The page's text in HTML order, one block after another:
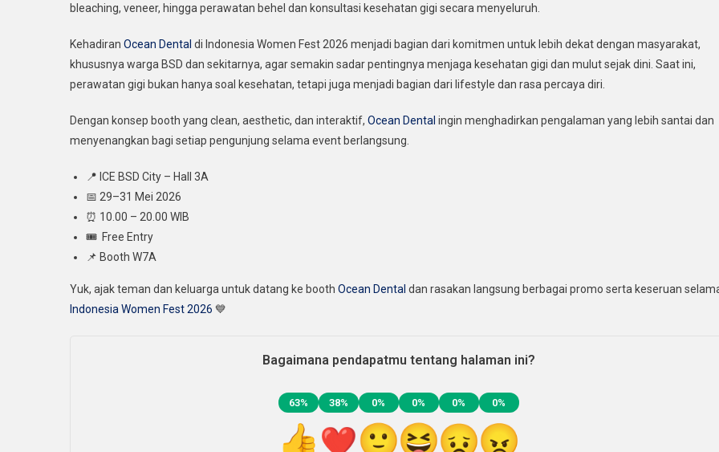
bleaching, veneer, hingga perawatan behel dan konsultasi kesehatan gigi secara menyeluruh.
Kehadiran Ocean Dental di Indonesia Women Fest 2026 menjadi bagian dari komitmen untuk lebih dekat dengan masyarakat,
khususnya warga BSD dan sekitarnya, agar semakin sadar pentingnya menjaga kesehatan gigi dan mulut sejak dini. Saat ini,
perawatan gigi bukan hanya soal kesehatan, tetapi juga menjadi bagian dari lifestyle dan rasa percaya diri.
Dengan konsep booth yang clean, aesthetic, dan interaktif, Ocean Dental ingin menghadirkan pengalaman yang lebih santai dan
menyenangkan bagi setiap pengunjung selama event berlangsung.
📍 ICE BSD City – Hall 3A
📅 29–31 Mei 2026
⏰ 10.00 – 20.00 WIB
🎟 ️ Free Entry
📌 Booth W7A
Yuk, ajak teman dan keluarga untuk datang ke booth Ocean Dental dan rasakan langsung berbagai promo serta keseruan
Indonesia Women Fest 2026 💙
Bagaimana pendapatmu tentang halaman ini?
63% 38% 0% 0% 0% 0%